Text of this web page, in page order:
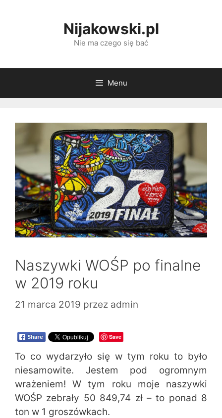
Nijakowski.pl
Nie ma czego się bać
Menu
Naszywki WOŚP po finalne
w 2019 roku
21 marca 2019 przez admin
Save
To co wydarzyło się w tym roku to było
niesamowite. Jestem pod ogromnym
wrażeniem! W tym roku moje naszywki
WOŚP zebrały 50 849,74 zł – to ponad 8
ton w 1 groszówkach.